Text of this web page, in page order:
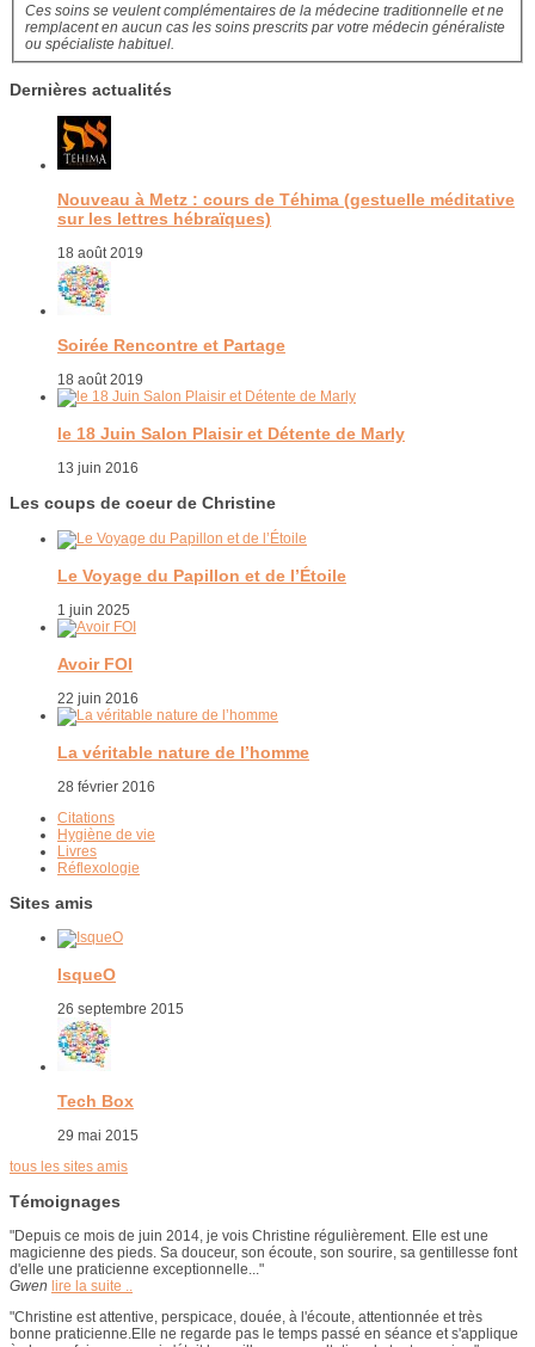
Ces soins se veulent complémentaires de la médecine traditionnelle et ne
remplacent en aucun cas les soins prescrits par votre médecin généraliste
ou spécialiste habituel.
Dernières actualités
Nouveau à Metz : cours de Téhima (gestuelle méditative
sur les lettres hébraïques)
18 août 2019
Soirée Rencontre et Partage
18 août 2019
le 18 Juin Salon Plaisir et Détente de Marly
13 juin 2016
Les coups de coeur de Christine
Le Voyage du Papillon et de l’Étoile
1 juin 2025
Avoir FOI
22 juin 2016
La véritable nature de l’homme
28 février 2016
Citations
Hygiène de vie
Livres
Réflexologie
Sites amis
IsqueO
26 septembre 2015
Tech Box
29 mai 2015
tous les sites amis
Témoignages
"Depuis ce mois de juin 2014, je vois Christine régulièrement. Elle est une
magicienne des pieds. Sa douceur, son écoute, son sourire, sa gentillesse font
d'elle une praticienne exceptionnelle..."
Gwen lire la suite ..
"Christine est attentive, perspicace, douée, à l'écoute, attentionnée et très
bonne praticienne.Elle ne regarde pas le temps passé en séance et s'applique